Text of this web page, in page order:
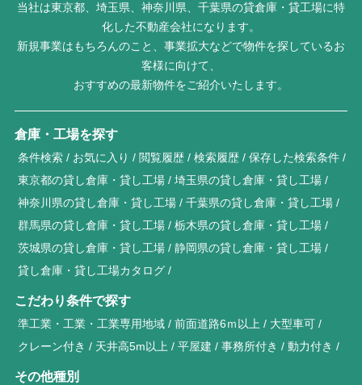
当社は東京都、埼玉県、神奈川県、千葉県の貸倉庫・貸工場に特
化した不動産会社になります。
新規事業はもちろんのこと、事業拡大などで物件を探しているお
客様に向けて、
おすすめの最新物件をご紹介いたします。
倉庫・工場を探す
条件検索 お気に入り 閲覧履歴 検索履歴
保存した検索条件
東京都の貸し倉庫・貸し工場
埼玉県の貸し倉庫・貸し工場
神奈川県の貸し倉庫・貸し工場
千葉県の貸し倉庫・貸し工場
群馬県の貸し倉庫・貸し工場
栃木県の貸し倉庫・貸し工場
茨城県の貸し倉庫・貸し工場
静岡県の貸し倉庫・貸し工場
貸し倉庫・貸し工場カタログ
こだわり条件で探す
準工業・工業・工業専用地域 前面道路6ｍ以上
大型車可
クレーン付き
天井高5m以上 平屋建 事務所付き 動力付き
その他種別